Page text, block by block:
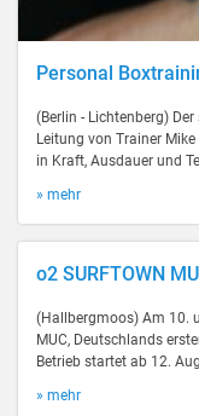
Personal
(Berlin - Lichtenberg)
Leitung von Trainer
in Kraft, Ausdauer und
» mehr
o2 SURFTOWN
(Hallbergmoos) Am 10.
MUC, Deutschlands
Betrieb startet ab 12.
» mehr